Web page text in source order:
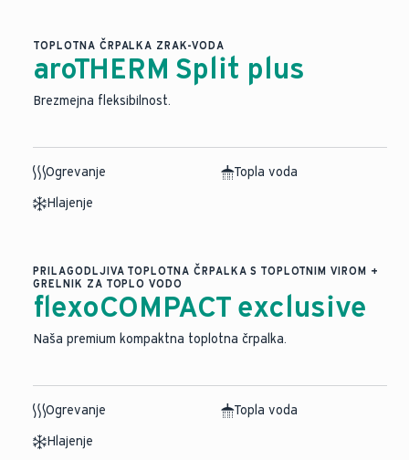
TOPLOTNA ČRPALKA ZRAK-VODA
aroTHERM Split plus
Brezmejna fleksibilnost.
Ogrevanje
Topla voda
Hlajenje
PRILAGODLJIVA TOPLOTNA ČRPALKA S TOPLOTNIM VIROM +
GRELNIK ZA TOPLO VODO
flexoCOMPACT exclusive
Naša premium kompaktna toplotna črpalka.
Ogrevanje
Topla voda
Hlajenje